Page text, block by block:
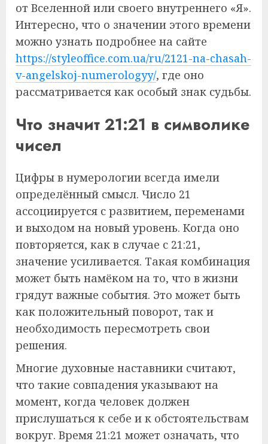
от Вселенной или своего внутреннего «Я».
Интересно, что о значении этого времени
можно узнать подробнее на сайте
https://styleoffice.com.ua/ru/2121-na-chasah-
v-angelskoj-numerologyy/, где оно
рассматривается как особый знак судьбы.
Что значит 21:21 в символике
чисел
Цифры в нумерологии всегда имели
определённый смысл. Число 21
ассоциируется с развитием, переменами
и выходом на новый уровень. Когда оно
повторяется, как в случае с 21:21,
значение усиливается. Такая комбинация
может быть намёком на то, что в жизни
грядут важные события. Это может быть
как положительный поворот, так и
необходимость пересмотреть свои
решения.
Многие духовные наставники считают,
что такие совпадения указывают на
момент, когда человек должен
прислушаться к себе и к обстоятельствам
вокруг. Время 21:21 может означать, что